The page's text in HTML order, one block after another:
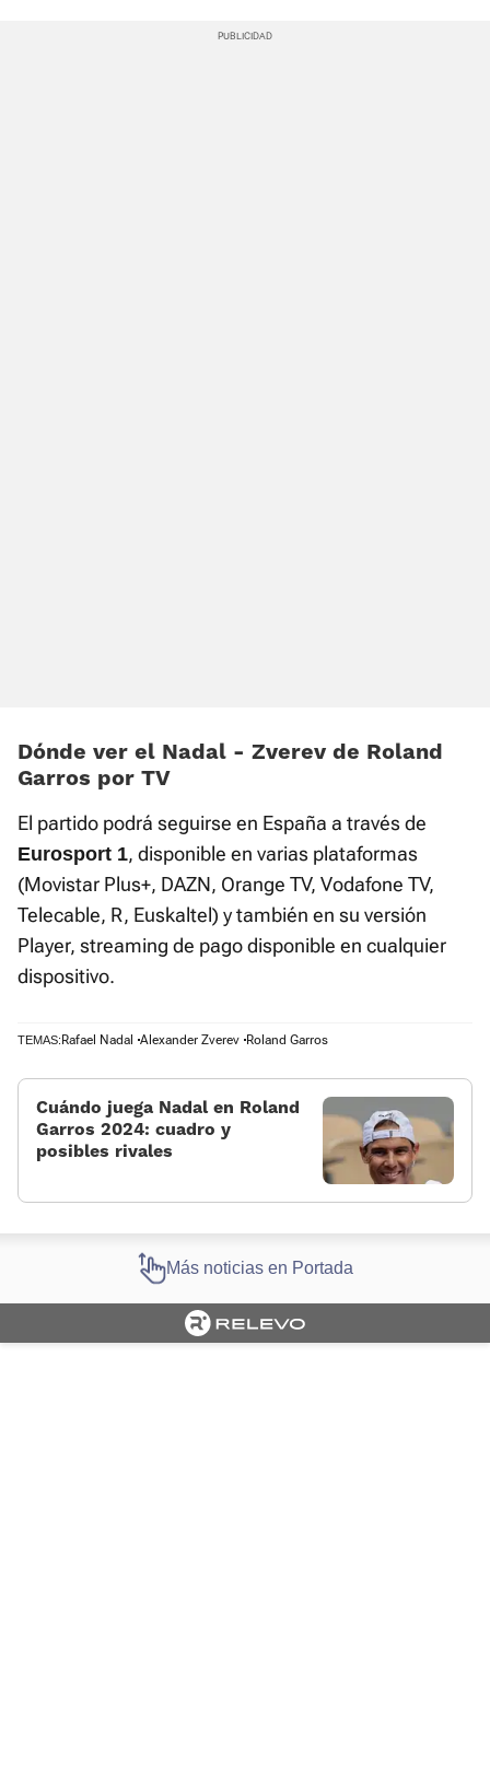
Dónde ver el Nadal - Zverev de Roland
Garros por TV
El partido podrá seguirse en España a través de
Eurosport 1, disponible en varias plataformas
(Movistar Plus+, DAZN, Orange TV, Vodafone TV,
Telecable, R, Euskaltel) y también en su versión
Player, streaming de pago disponible en cualquier
dispositivo.
TEMAS: Rafael Nadal Alexander Zverev Roland Garros
Cuándo juega Nadal en Roland
Garros 2024: cuadro y
posibles rivales
Más noticias en Portada